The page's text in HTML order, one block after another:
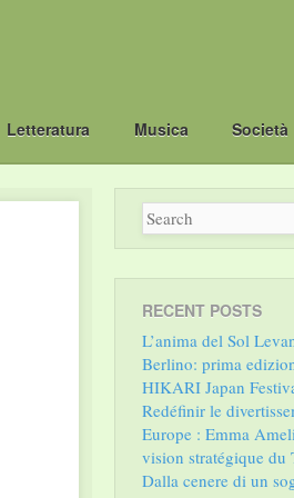
Letteratura Musica Società
RECENT POSTS
L’anima del Sol
Berlino: prima
HIKARI Japan
Redéfinir le
Europe : Emma
vision stratégique
Dalla cenere di un